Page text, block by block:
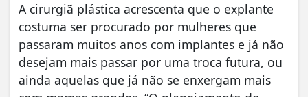
A cirurgiã plástica acrescenta que o explante
costuma ser procurado por mulheres que
passaram muitos anos com implantes e já não
desejam mais passar por uma troca futura, ou
ainda aquelas que já não se enxergam mais